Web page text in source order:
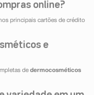
online?
principais cartões de crédito
e
de dermocosméticos